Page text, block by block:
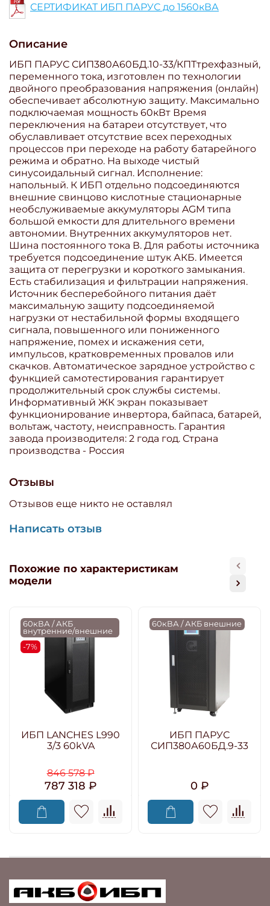
СЕРТИФИКАТ ИБП ПАРУС до 1560кВА
Описание
ИБП ПАРУС СИП380А60БД.10-33/КПТтрехфазный,
переменного тока, изготовлен по технологии
двойного преобразования напряжения (онлайн)
обеспечивает абсолютную защиту. Максимально
подключаемая мощность 60кВт Время
переключения на батареи отсутствует, что
обуславливает отсутствие всех переходных
процессов при переходе на работу батарейного
режима и обратно. На выходе чистый
синусоидальный сигнал. Исполнение:
напольный. К ИБП отдельно подсоединяются
внешние свинцово кислотные стационарные
необслуживаемые аккумуляторы AGM типа
большой емкости для длительного времени
автономии. Внутренних аккумуляторов нет.
Шина постоянного тока В. Для работы источника
требуется подсоединение штук АКБ. Имеется
защита от перегрузки и короткого замыкания.
Есть стабилизация и фильтрации напряжения.
Источник бесперебойного питания даёт
максимальную защиту подсоединяемой
нагрузки от нестабильной формы входящего
сигнала, повышенного или пониженного
напряжение, помех и искажения сети,
импульсов, кратковременных провалов или
скачков. Автоматическое зарядное устройство с
функцией самотестирования гарантирует
продолжительный срок службы системы.
Информативный ЖК экран показывает
функционирование инвертора, байпаса, батарей,
вольтаж, частоту, неисправность. Гарантия
завода производителя: 2 года год. Страна
производства - Россия
Отзывы
Отзывов еще никто не оставлял
Написать отзыв
Похожие по характеристикам
модели
60кВА / АКБ
внутренние/внешние
-7%
ИБП LANCHES L990
3/3 60kVA
846 578 ₽
787 318 ₽
60кВА / АКБ внешние
ИБП ПАРУС
СИП380А60БД.9-33
0 ₽